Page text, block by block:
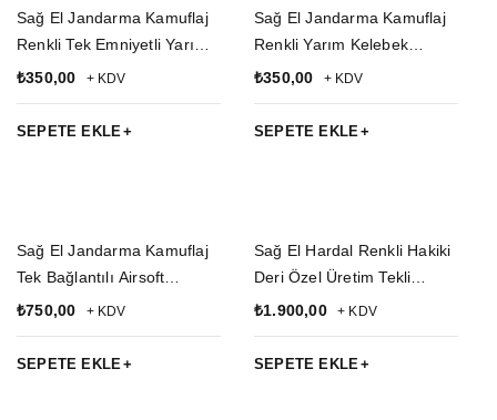
Sağ El Jandarma Kamuflaj
Renkli Tek Emniyetli Yarım
Kelebek Airsoft Palaskaya
Silah Kılıfı
₺350,00 + KDV
SEPETE EKLE
Sağ El Jandarma Kamuflaj
Renkli Yarım Kelebek
Airsoft Palaskaya Kemere
Kılıfı
₺350,00 + KDV
SEPETE EKLE
Sağ El Jandarma Kamuflaj
Tek Bağlantılı Airsoft
Palaskaya Kemere
Bacak Silah Kılıfı
₺750,00 + KDV
SEPETE EKLE
Sağ El Hardal Renkli Hakiki
Deri Özel Üretim Tekli
Koltukaltı Kaliteli Airsoft
₺1.900,00 + KDV
SEPETE EKLE